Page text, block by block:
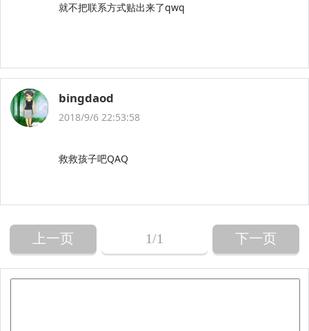
就不把联系方式贴出来了qwq
bingdaod
2018/9/6 22:53:58
救救孩子吧QAQ
上一页 1/1 下一页